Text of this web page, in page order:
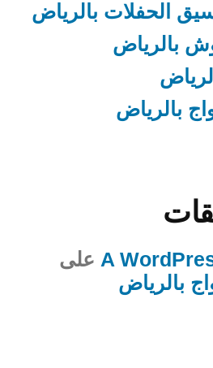
الحفلات بالرياض
بالرياض
بالرياض
A على
بالرياض